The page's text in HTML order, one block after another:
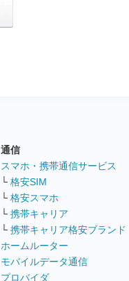
通信
スマホ・携帯通信サービス
└ 格安SIM
└ 格安スマホ
└ 携帯キャリア
└ 携帯キャリア格安ブランド
ホームルーター
モバイルデータ通信
プロバイダ